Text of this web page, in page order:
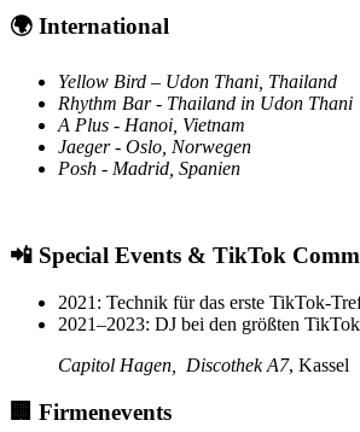
🌍 International
Yellow Bird – Udon Thani, Thailand
Rhythm Bar - Thailand in Udon Thani
A Plus - Hanoi, Vietnam
Jaeger - Oslo, Norwegen
Posh - Madrid, Spanien
📲 Special Events & TikTok
2021: Technik für das erste TikTok-
2021–2023: DJ bei den größten
Capitol Hagen, Discothek A7, Kassel
🏢 Firmenevents